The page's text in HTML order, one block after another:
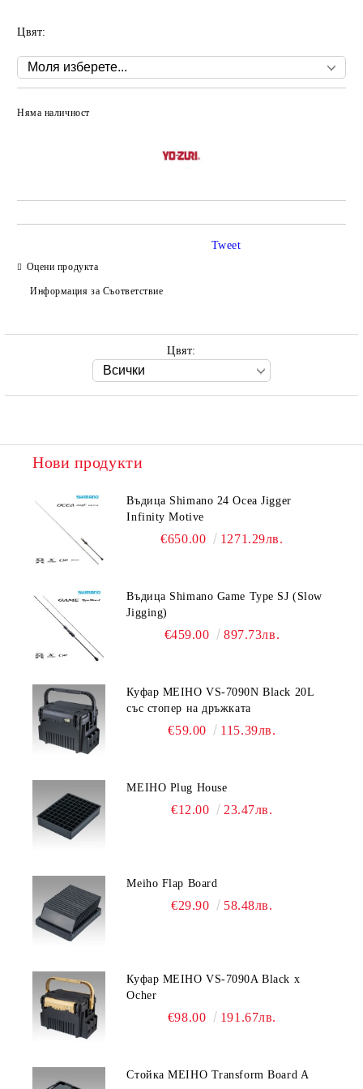
Цвят:
Няма наличност
Оцени продукта
Информация за Съответствие
Tweet
Цвят:
Нови продукти
Въдица Shimano 24 Ocea Jigger
Infinity Motive
€650.00 1271.29лв.
Въдица Shimano Game Type SJ (Slow
Jigging)
€459.00 897.73лв.
Куфар MEIHO VS-7090N Black 20L
със стопер на дръжката
€59.00 115.39лв.
MEIHO Plug House
€12.00 23.47лв.
Meiho Flap Board
€29.90 58.48лв.
Куфар MEIHO VS-7090A Black x
Ocher
€98.00 191.67лв.
Стойка MEIHO Transform Board A